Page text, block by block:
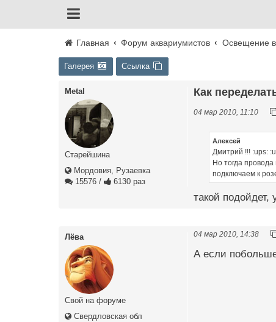
Главная Форум аквариумистов Освещение
Галерея Ссылка
Metal
Старейшина
Мордовия, Рузаевка
15576 / 6130 раз
Как
04 мар 2010, 11:10
Алексей
Дмитрий !!! :ups:
Но тогда
подключаем к
такой подойдет,
Лёва
Свой на форуме
Свердловская обл
04 мар 2010, 14:38
А если